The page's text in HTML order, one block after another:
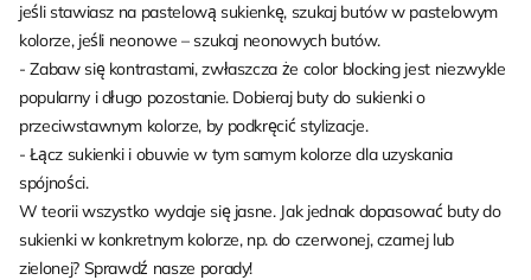
jeśli stawiasz na pastelową sukienkę, szukaj butów w pastelowym
kolorze, jeśli neonowe – szukaj neonowych butów.
- Zabaw się kontrastami, zwłaszcza że color blocking jest niezwykle
popularny i długo pozostanie. Dobieraj buty do sukienki o
przeciwstawnym kolorze, by podkręcić stylizacje.
- Łącz sukienki i obuwie w tym samym kolorze dla uzyskania
spójności.
W teorii wszystko wydaje się jasne. Jak jednak dopasować buty do
sukienki w konkretnym kolorze, np. do czerwonej, czarnej lub
zielonej? Sprawdź nasze porady!